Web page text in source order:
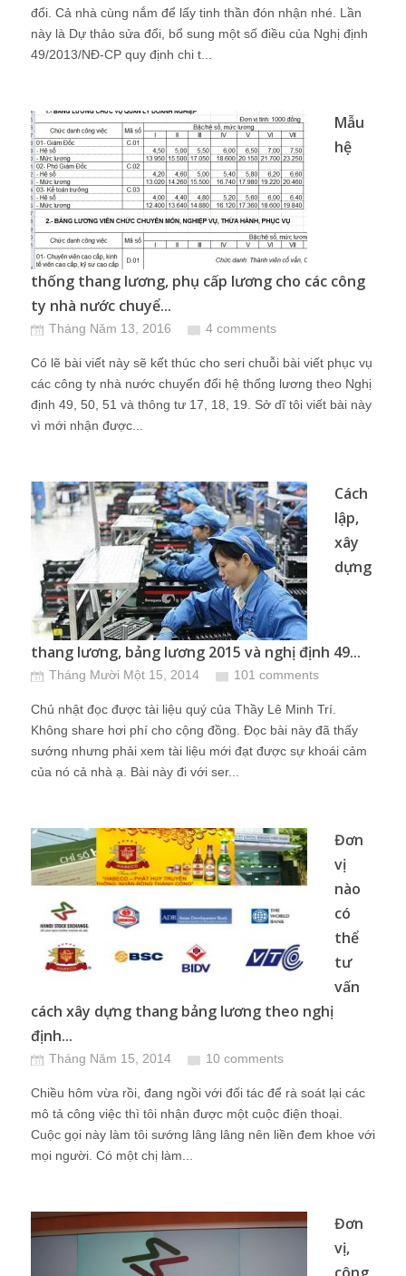
đổi. Cả nhà cùng nắm để lấy tinh thần đón nhận nhé. Lần
này là Dự thảo sửa đổi, bổ sung một số điều của Nghị định
49/2013/NĐ-CP quy định chi t...
Mẫu
hệ
thống thang lương, phụ cấp lương cho các công
ty nhà nước chuyể...
Tháng Năm 13, 2016 4 comments
Có lẽ bài viết này sẽ kết thúc cho seri chuỗi bài viết phục vụ
các công ty nhà nước chuyển đổi hệ thống lương theo Nghị
định 49, 50, 51 và thông tư 17, 18, 19. Sở dĩ tôi viết bài này
vì mới nhận được...
Cách
lập,
xây
dựng
thang lương, bảng lương 2015 và nghị định 49...
Tháng Mười Một 15, 2014 101 comments
Chủ nhật đọc được tài liệu quý của Thầy Lê Minh Trí.
Không share hơi phí cho cộng đồng. Đọc bài này đã thấy
sướng nhưng phải xem tài liệu mới đạt được sự khoái cảm
của nó cả nhà ạ. Bài này đi với ser...
Đơn
vị
nào
có
thể
tư
vấn
cách xây dựng thang bảng lương theo nghị
định...
Tháng Năm 15, 2014 10 comments
Chiều hôm vừa rồi, đang ngồi với đối tác để rà soát lại các
mô tả công việc thì tôi nhận được một cuộc điện thoại.
Cuộc gọi này làm tôi sướng lâng lâng nên liền đem khoe với
mọi người. Có một chị làm...
Đơn
vị,